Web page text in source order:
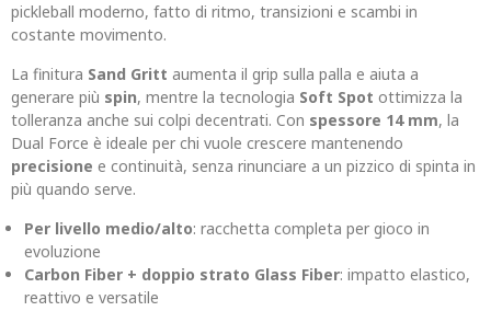
pickleball moderno, fatto di ritmo, transizioni e scambi in
costante movimento.
La finitura Sand Gritt aumenta il grip sulla palla e aiuta a
generare più spin, mentre la tecnologia Soft Spot ottimizza la
tolleranza anche sui colpi decentrati. Con spessore 14 mm, la
Dual Force è ideale per chi vuole crescere mantenendo
precisione e continuità, senza rinunciare a un pizzico di spinta in
più quando serve.
Per livello medio/alto: racchetta completa per gioco in
evoluzione
Carbon Fiber + doppio strato Glass Fiber: impatto elastico,
reattivo e versatile